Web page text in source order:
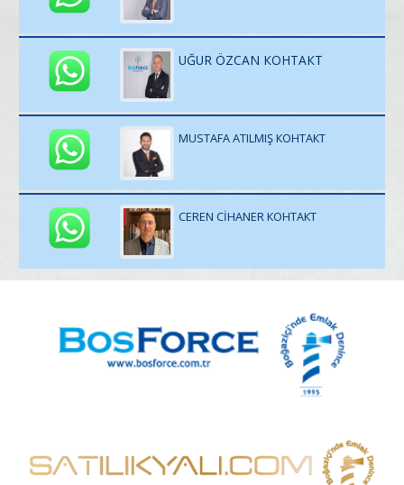
UĞUR ÖZCAN КОНТАКТ
MUSTAFA ATILMIŞ КОНТАКТ
CEREN CİHANER КОНТАКТ